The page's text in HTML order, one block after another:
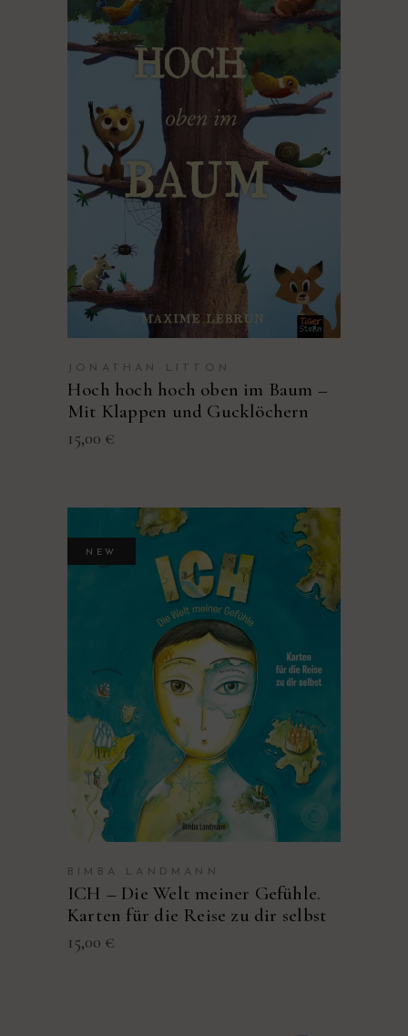
PRODUKT KAUFEN
JONATHAN LITTON
Hoch hoch hoch oben im Baum –
Mit Klappen und Gucklöchern
15,00 €
NEW
KLICK ZUM VIDEO
BIMBA LANDMANN
ICH – Die Welt meiner Gefühle.
Karten für die Reise zu dir selbst
15,00 €